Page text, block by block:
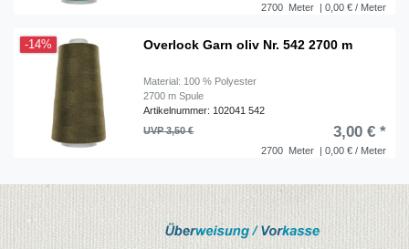
2700 Meter | 0,00 € / Meter
-14% Overlock Garn oliv Nr. 542 2700 m
Material: 100 % Polyester
2700 m Spule
Artikelnummer: 102041 542
2700 Meter | 0,00 € / Meter
UVP 3,50 € 3,00 € *